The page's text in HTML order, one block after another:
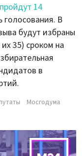
14
голосования. В
будут избраны
35) сроком на
в
Мосгодума